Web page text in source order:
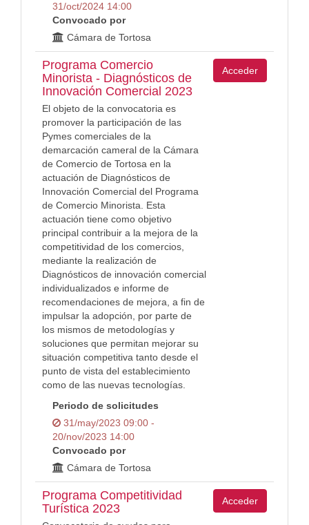
31/oct/2024 14:00
Convocado por
Cámara de Tortosa
Programa Comercio
Minorista - Diagnósticos de
Innovación Comercial 2023
El objeto de la convocatoria es
promover la participación de las
Pymes comerciales de la
demarcación cameral de la Cámara
de Comercio de Tortosa en la
actuación de Diagnósticos de
Innovación Comercial del Programa
de Comercio Minorista. Esta
actuación tiene como objetivo
principal contribuir a la mejora de la
competitividad de los comercios,
mediante la realización de
Diagnósticos de innovación comercial
individualizados e informe de
recomendaciones de mejora, a fin de
impulsar la adopción, por parte de
los mismos de metodologías y
soluciones que permitan mejorar su
situación competitiva tanto desde el
punto de vista del establecimiento
como de las nuevas tecnologías.
Periodo de solicitudes
31/may/2023 09:00 -
20/nov/2023 14:00
Convocado por
Cámara de Tortosa
Acceder
Programa Competitividad
Turística 2023
Acceder